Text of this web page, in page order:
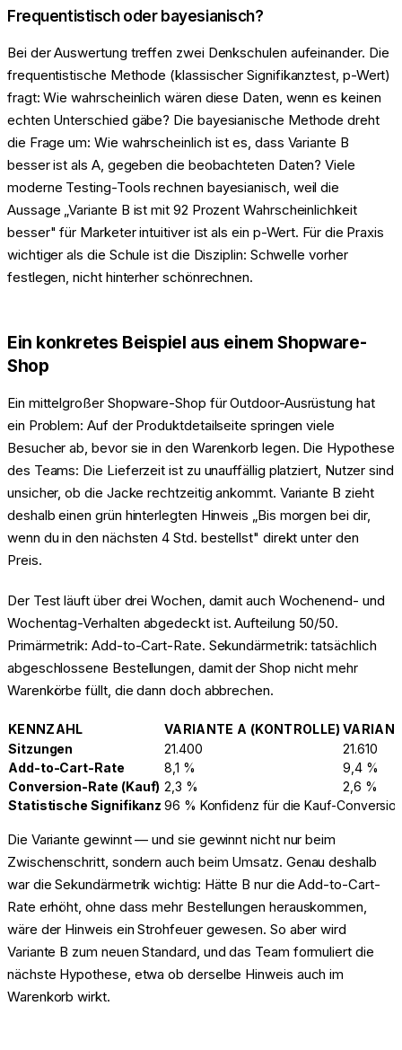
Frequentistisch oder bayesianisch?
Bei der Auswertung treffen zwei Denkschulen aufeinander. Die
frequentistische Methode (klassischer Signifikanztest, p-Wert)
fragt: Wie wahrscheinlich wären diese Daten, wenn es keinen
echten Unterschied gäbe? Die bayesianische Methode dreht
die Frage um: Wie wahrscheinlich ist es, dass Variante B
besser ist als A, gegeben die beobachteten Daten? Viele
moderne Testing-Tools rechnen bayesianisch, weil die
Aussage „Variante B ist mit 92 Prozent Wahrscheinlichkeit
besser" für Marketer intuitiver ist als ein p-Wert. Für die Praxis
wichtiger als die Schule ist die Disziplin: Schwelle vorher
festlegen, nicht hinterher schönrechnen.
Ein konkretes Beispiel aus einem Shopware-
Shop
Ein mittelgroßer Shopware-Shop für Outdoor-Ausrüstung hat
ein Problem: Auf der Produktdetailseite springen viele
Besucher ab, bevor sie in den Warenkorb legen. Die Hypothese
des Teams: Die Lieferzeit ist zu unauffällig platziert, Nutzer sind
unsicher, ob die Jacke rechtzeitig ankommt. Variante B zieht
deshalb einen grün hinterlegten Hinweis „Bis morgen bei dir,
wenn du in den nächsten 4 Std. bestellst" direkt unter den
Preis.
Der Test läuft über drei Wochen, damit auch Wochenend- und
Wochentag-Verhalten abgedeckt ist. Aufteilung 50/50.
Primärmetrik: Add-to-Cart-Rate. Sekundärmetrik: tatsächlich
abgeschlossene Bestellungen, damit der Shop nicht mehr
Warenkörbe füllt, die dann doch abbrechen.
KENNZAHL VARIANTE A (KONTROLLE)
Sitzungen
21.400
21.610
Add-to-Cart-Rate
8,1 %
9,4 %
Conversion-Rate (Kauf) 2,3 %
2,6 %
Statistische Signifikanz 96 % Konfidenz für die Kauf-
Die Variante gewinnt — und sie gewinnt nicht nur beim
Zwischenschritt, sondern auch beim Umsatz. Genau deshalb
war die Sekundärmetrik wichtig: Hätte B nur die Add-to-Cart-
Rate erhöht, ohne dass mehr Bestellungen herauskommen,
wäre der Hinweis ein Strohfeuer gewesen. So aber wird
Variante B zum neuen Standard, und das Team formuliert die
nächste Hypothese, etwa ob derselbe Hinweis auch im
Warenkorb wirkt.